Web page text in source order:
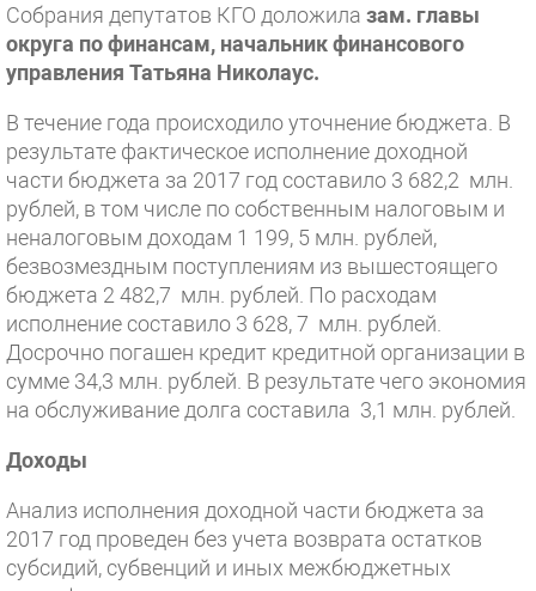
Собрания депутатов КГО доложила зам. главы
округа по финансам, начальник финансового
управления Татьяна Николаус.
В течение года происходило уточнение бюджета. В
результате фактическое исполнение доходной
части бюджета за 2017 год составило 3 682,2 млн.
рублей, в том числе по собственным налоговым и
неналоговым доходам 1 199, 5 млн. рублей,
безвозмездным поступлениям из вышестоящего
бюджета 2 482,7 млн. рублей. По расходам
исполнение составило 3 628, 7 млн. рублей.
Досрочно погашен кредит кредитной организации в
сумме 34,3 млн. рублей. В результате чего экономия
на обслуживание долга составила 3,1 млн. рублей.
Доходы
Анализ исполнения доходной части бюджета за
2017 год проведен без учета возврата остатков
субсидий, субвенций и иных межбюджетных